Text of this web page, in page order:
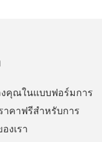
งคุณในแบบฟอร์มการ
าคาฟรีสำหรับการ
งเรา